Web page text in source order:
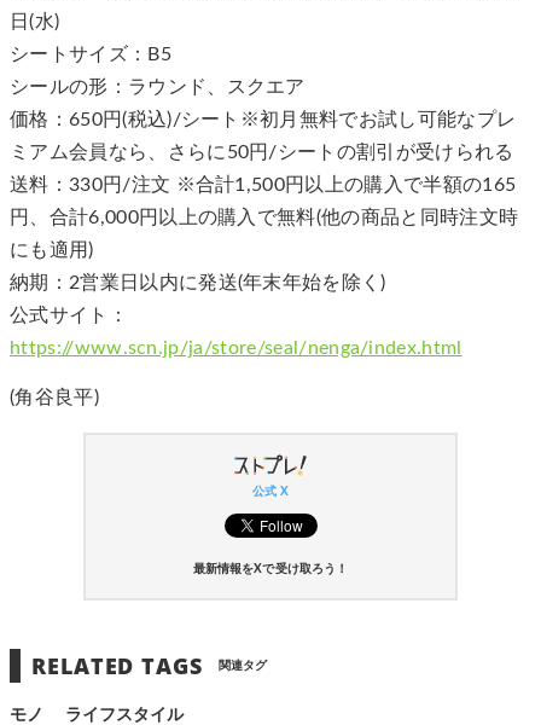
日(水)
シートサイズ：B5
シールの形：ラウンド、スクエア
価格：650円(税込)/シート※初月無料でお試し可能なプレ
ミアム会員なら、さらに50円/シートの割引が受けられる
送料：330円/注文 ※合計1,500円以上の購入で半額の165
円、合計6,000円以上の購入で無料(他の商品と同時注文時
にも適用)
納期：2営業日以内に発送(年末年始を除く)
公式サイト：
https://www.scn.jp/ja/store/seal/nenga/index.html
(角谷良平)
公式 X
最新情報をXで受け取ろう！
RELATED TAGS 関連タグ
モノ ライフスタイル